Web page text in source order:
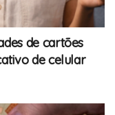
de cartões
de celular